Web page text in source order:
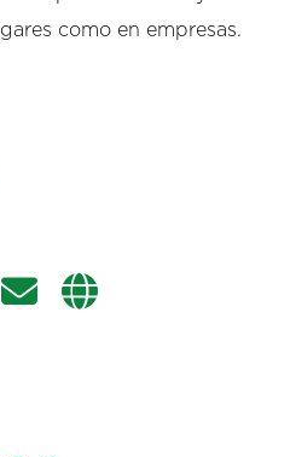
como en empresas.